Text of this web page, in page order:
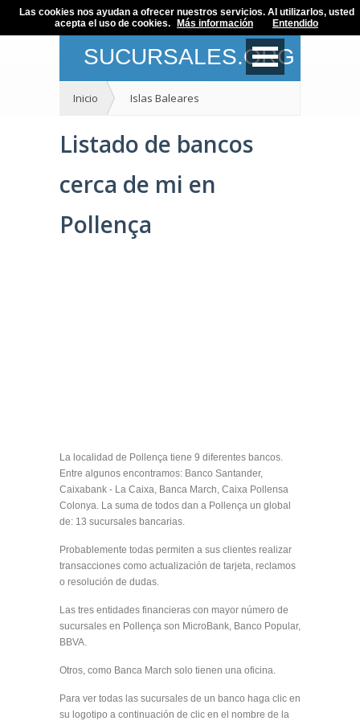
SUCURSALES.ORG
Inicio Islas Baleares
Listado de bancos
cerca de mi en
Pollença
La localidad de Pollença tiene 9 diferentes bancos.
Entre algunos encontramos: Banco Santander,
Caixabank - La Caixa, Banca March, Caixa Pollensa
Colonya. La suma de todos dan a Pollença un global
de: 13 sucursales bancarias.
Probablemente todas permiten a sus clientes realizar
transacciones como actualización de tarjeta, reclamos
o resolución de dudas.
Las tres entidades financieras con mayor número de
sucursales en Pollença son MicroBank, Banco Popular,
BBVA.
Otros, como Banca March solo tienen una oficina.
Para ver todas las sucursales de un banco haga clic en
su logotipo a continuación de clic en el nombre de la
Las cookies nos ayudan a ofrecer nuestros servicios. Al utilizarlos, usted
acepta el uso de cookies.
Más información Entendido